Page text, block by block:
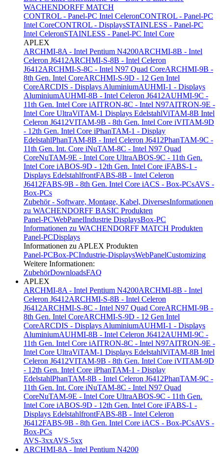
WACHENDORFF MATCH
CONTROL - Panel-PC Intel CeleronCONTROL - Panel-PC
Intel CoreCONTROL - DisplaysSTAINLESS - Panel-PC
Intel CeleronSTAINLESS - Panel-PC Intel Core
APLEX
ARCHMI-8A - Intel Pentium N4200ARCHMI-8B - Intel
Celeron J6412ARCHMI-S-8B - Intel Celeron
J6412ARCHMI-S-8C - Intel N97 Quad CoreARCHMI-9B -
8th Gen. Intel CoreARCHMI-S-9D - 12 Gen Intel
CoreARCDIS - Displays AluminiumAUHMI-1 - Displays
AluminiumAUHMI-8B - Intel Celeron J6412AUHMI-9C -
11th Gen. Intel Core iAITRON-8C - Intel N97AITRON-9E -
Intel Core UltraViTAM-1 Displays EdelstahlViTAM-8B Intel
Celeron J6412VITAM-9B - 8th Gen. Intel Core iVITAM-9D
- 12th Gen. Intel Core iPhanTAM-1 - Display
EdelstahlPhanTAM-8B - Intel Celeron J6412PhanTAM-9C -
11th Gen. Int. Core iNuTAM-8C - Intel N97 Quad
CoreNuTAM-9E - Intel Core UltraABOS-9C - 11th Gen.
Intel Core iABOS-9D - 12th Gen. Intel Core iFABS-1 -
Displays EdelstahlfrontFABS-8B - Intel Celeron
J6412FABS-9B - 8th Gen. Intel Core iACS - Box-PCsAVS -
Box-PCs
Zubehör - Software, Montage, Kabel, DiversesInformationen
zu WACHENDORFF BASIC Produkten
Panel-PCWebPanelIndustrie DisplaysBox-PC
Informationen zu WACHENDORFF MATCH Produkten
Panel-PCDisplays
Informationen zu APLEX Produkten
Panel-PCBox-PCIndustrie-DisplaysWebPanelCustomizing
Weitere Informationen:
ZubehörDownloadsFAQ
APLEX
ARCHMI-8A - Intel Pentium N4200ARCHMI-8B - Intel
Celeron J6412ARCHMI-S-8B - Intel Celeron
J6412ARCHMI-S-8C - Intel N97 Quad CoreARCHMI-9B -
8th Gen. Intel CoreARCHMI-S-9D - 12 Gen Intel
CoreARCDIS - Displays AluminiumAUHMI-1 - Displays
AluminiumAUHMI-8B - Intel Celeron J6412AUHMI-9C -
11th Gen. Intel Core iAITRON-8C - Intel N97AITRON-9E -
Intel Core UltraViTAM-1 Displays EdelstahlViTAM-8B Intel
Celeron J6412VITAM-9B - 8th Gen. Intel Core iVITAM-9D
- 12th Gen. Intel Core iPhanTAM-1 - Display
EdelstahlPhanTAM-8B - Intel Celeron J6412PhanTAM-9C -
11th Gen. Int. Core iNuTAM-8C - Intel N97 Quad
CoreNuTAM-9E - Intel Core UltraABOS-9C - 11th Gen.
Intel Core iABOS-9D - 12th Gen. Intel Core iFABS-1 -
Displays EdelstahlfrontFABS-8B - Intel Celeron
J6412FABS-9B - 8th Gen. Intel Core iACS - Box-PCsAVS -
Box-PCs
AVS-3xxAVS-5xx
ARCHMI-8A - Intel Pentium N4200